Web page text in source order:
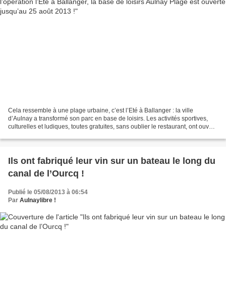
Cela ressemble à une plage urbaine, c’est l’Eté à Ballanger : la ville
d’Aulnay a transformé son parc en base de loisirs. Les activités sportives,
culturelles et ludiques, toutes gratuites, sans oublier le restaurant, ont ouvert
Ils ont fabriqué leur vin sur un bateau le long du
canal de l’Ourcq !
Publié le 05/08/2013 à 06:54
Par Aulnaylibre !